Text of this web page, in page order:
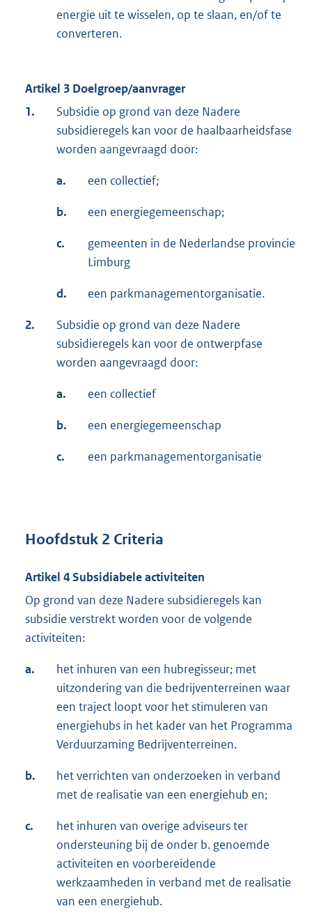
energie uit te wisselen, op te slaan, en/of te
converteren.
Artikel 3 Doelgroep/aanvrager
1.
Subsidie op grond van deze Nadere
subsidieregels kan voor de haalbaarheidsfase
worden aangevraagd door:
a. een collectief;
b. een energiegemeenschap;
c.
gemeenten in de Nederlandse provincie
Limburg
d. een parkmanagementorganisatie.
2.
Subsidie op grond van deze Nadere
subsidieregels kan voor de ontwerpfase
worden aangevraagd door:
a. een collectief
b. een energiegemeenschap
c. een parkmanagementorganisatie
Hoofdstuk 2 Criteria
Artikel 4 Subsidiabele activiteiten
Op grond van deze Nadere subsidieregels kan
subsidie verstrekt worden voor de volgende
activiteiten:
a.
het inhuren van een hubregisseur; met
uitzondering van die bedrijventerreinen waar
een traject loopt voor het stimuleren van
energiehubs in het kader van het Programma
Verduurzaming Bedrijventerreinen.
b.
het verrichten van onderzoeken in verband
met de realisatie van een energiehub en;
c.
het inhuren van overige adviseurs ter
ondersteuning bij de onder b. genoemde
activiteiten en voorbereidende
werkzaamheden in verband met de realisatie
van een energiehub.